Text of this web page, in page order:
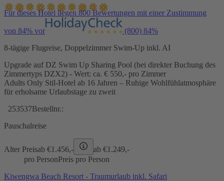
Für dieses Hotel liegen 800 Bewertungen mit einer Zustimmung
von 84% vor (800) 84%
8-tägige Flugreise, Doppelzimmer Swim-Up inkl. AI
Upgrade auf DZ Swim Up Sharing Pool (bei direkter Buchung des
Zimmertyps DZX2) - Wert: ca. € 550,- pro Zimmer
Adults Only Stil-Hotel ab 16 Jahren – Ruhige Wohlfühlatmosphäre
für erholsame Urlaubstage zu zweit
253537Bestellnr.:
Pauschalreise
Alter Preisab €1.456,- ab €1.249,-
pro PersonPreis pro Person
Kiwengwa Beach Resort - Traumurlaub inkl. Safari